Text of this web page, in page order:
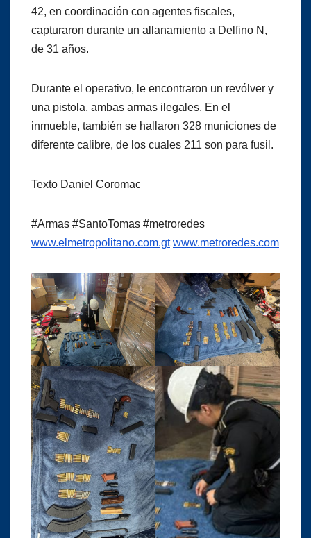
42, en coordinación con agentes fiscales,
capturaron durante un allanamiento a Delfino N,
de 31 años.
Durante el operativo, le encontraron un revólver y
una pistola, ambas armas ilegales. En el
inmueble, también se hallaron 328 municiones de
diferente calibre, de los cuales 211 son para fusil.
Texto Daniel Coromac
#Armas #SantoTomas #metroredes
www.elmetropolitano.com.gt www.metroredes.com